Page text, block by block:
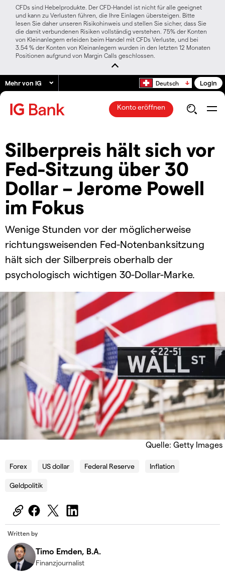
CFDs sind Hebelprodukte. Der CFD-Handel ist nicht für alle geeignet
und kann zu Verlusten führen, die Ihre Einlagen übersteigen. Bitte
lesen Sie daher unseren Risikohinweis und stellen Sie sicher, dass Sie
die damit verbundenen Risiken vollständig verstehen. 75% der Konten
von Kleinanlegern erleiden beim Handel mit CFDs Verluste, und bei
3.54 % der Konten von Kleinanlegern wurden in den letzten 12 Monaten
Positionen aufgrund von Margin Calls geschlossen.
Mehr von IG Deutsch Login
Konto eröffnen
Silberpreis hält sich vor
Fed-Sitzung über 30
Dollar – Jerome Powell
im Fokus
Wenige Stunden vor der möglicherweise
richtungsweisenden Fed-Notenbanksitzung
hält sich der Silberpreis oberhalb der
psychologisch wichtigen 30-Dollar-Marke.
Quelle: Getty Images
Forex US dollar Federal Reserve Inflation
Geldpolitik
Written by
Timo Emden, B.A.
Finanzjournalist